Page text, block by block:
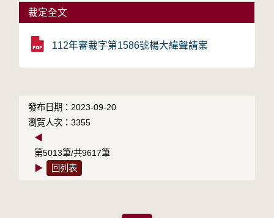
裁定全文
112年審裁字第1586號楊大緯聲請案
發布日期：2023-09-20
瀏覽人次：3355
◀
第5013筆/共9617筆
▶
回列表